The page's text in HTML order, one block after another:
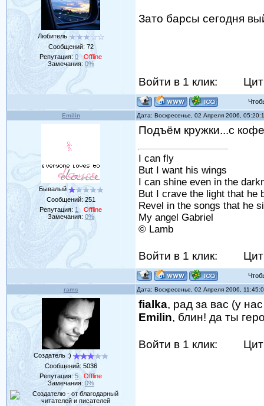
Любитель
Сообщений: 72
Репутация:0
Offline
Замечания: 0%
Зато барсы сегодня
Войти в 1 клик:
Emilin Дата: Воскресенье, 02 Апреля 2006,
Бывалый
Сообщений: 251
Репутация: 1
Offline
Замечания: 0%
Подъём кружки...с
I can fly
But I want his wings
I can shine even in the
But I crave the light that he
Revel in the songs that he
My angel Gabriel
© Lamb
Войти в 1 клик:
rams Дата: Воскресенье, 02 Апреля 2006,
Создатель :)
Сообщений: 5036
Репутация:5
Offline
Замечания: 0%
fialka, рад за вас (у
Emilin, блин! да ты
Войти в 1 клик: